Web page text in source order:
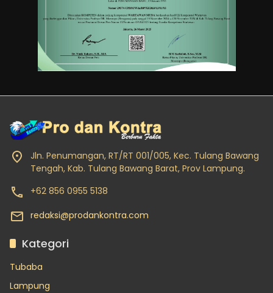
Jln. Penumangan, RT/RT 001/005, Kec. Tulang Bawang
Tengah, Kab. Tulang Bawang Barat, Prov Lampung.
+62 856 0955 5138
redaksi@prodankontra.com
Kategori
Tubaba
Lampung